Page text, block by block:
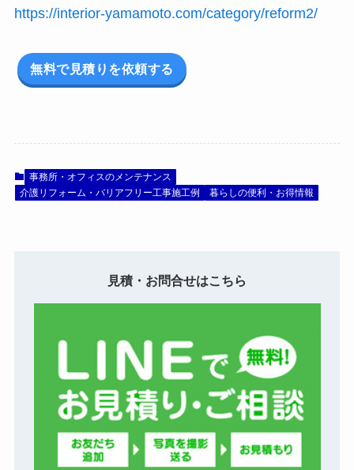
https://interior-yamamoto.com/category/reform2/
無料で見積りを依頼する
事務所・オフィスのメンテナンス
介護リフォーム・バリアフリー工事施工例
暮らしの便利・お得情報
見積・お問合せはこちら